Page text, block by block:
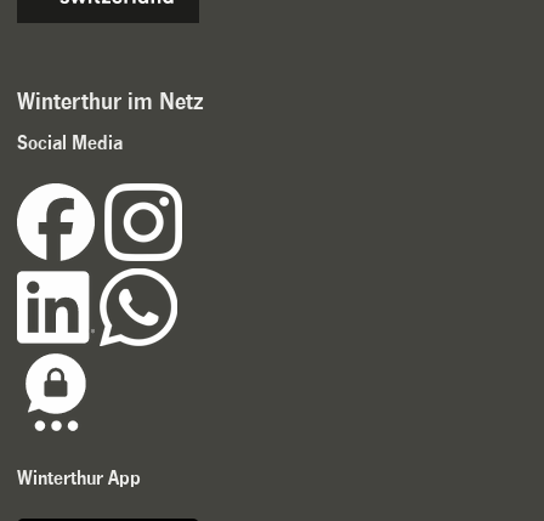
Winterthur im Netz
Social Media
Winterthur App